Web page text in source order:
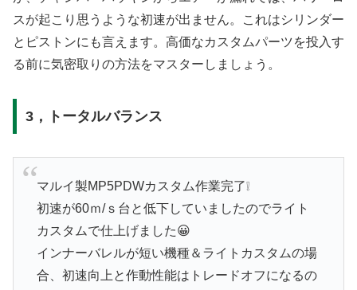
スが起こり思うような初速が出ません。これはシリンダー
とピストンにも言えます。高価なカスタムパーツを投入す
る前に気密取りの方法をマスターしましょう。
3，トータルバランス
マルイ製MP5PDWカスタム作業完了❕
初速が60ｍ/ｓ台と低下していましたのでライト
カスタムで仕上げました😀
インナーバレルが短い機種＆ライトカスタムの場
合、初速向上と作動性能はトレードオフになるの